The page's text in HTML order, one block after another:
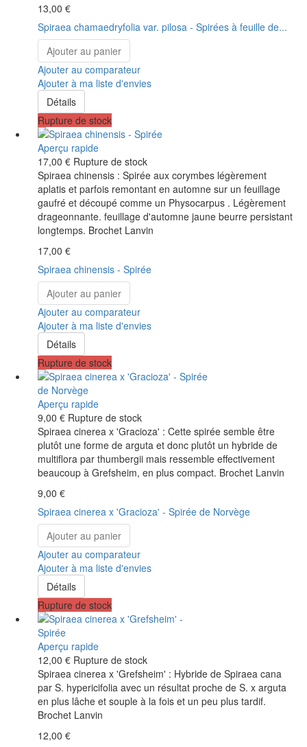
13,00 €
Spiraea chamaedryfolia var. pilosa - Spirées à feuille de...
Ajouter au panier
Ajouter au comparateur
Ajouter à ma liste d'envies
Détails
Rupture de stock
Aperçu rapide
17,00 € Rupture de stock
Spiraea chinensis : Spirée aux corymbes légèrement
aplatis et parfois remontant en automne sur un feuillage
gaufré et découpé comme un Physocarpus . Légèrement
drageonnante. feuillage d'automne jaune beurre persistant
longtemps. Brochet Lanvin
17,00 €
Spiraea chinensis - Spirée
Ajouter au panier
Ajouter au comparateur
Ajouter à ma liste d'envies
Détails
Rupture de stock
Aperçu rapide
9,00 € Rupture de stock
Spiraea cinerea x 'Gracioza' : Cette spirée semble être
plutôt une forme de arguta et donc plutôt un hybride de
multiflora par thumbergii mais ressemble effectivement
beaucoup à Grefsheim, en plus compact. Brochet Lanvin
9,00 €
Spiraea cinerea x 'Gracioza' - Spirée de Norvège
Ajouter au panier
Ajouter au comparateur
Ajouter à ma liste d'envies
Détails
Rupture de stock
Aperçu rapide
12,00 € Rupture de stock
Spiraea cinerea x 'Grefsheim' : Hybride de Spiraea cana
par S. hypericifolia avec un résultat proche de S. x arguta
en plus lâche et souple à la fois et un peu plus tardif.
Brochet Lanvin
12,00 €